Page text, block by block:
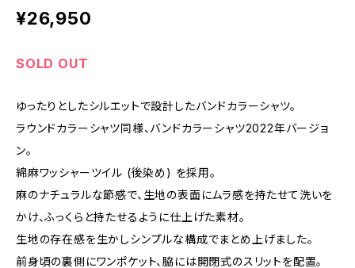
¥26,950
SOLD OUT
ゆったりとしたシルエットで設計したバンドカラーシャツ。
ラウンドカラーシャツ同様、バンドカラーシャツ2022年バージョ
ン。
綿麻ワッシャーツイル (後染め) を採用。
麻のナチュラルな節感で、生地の表面にムラ感を持たせて洗いを
かけ、ふっくらと持たせるように仕上げた素材。
生地の存在感を生かしシンプルな構成でまとめ上げました。
前身頃の裏側にワンポケット、脇には開閉式のスリットを配置。